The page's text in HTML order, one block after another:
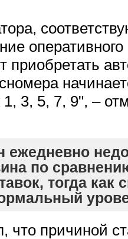
приобретать
3, 5, 7, 9", –
ежедневно
по
тогда как
что причиной